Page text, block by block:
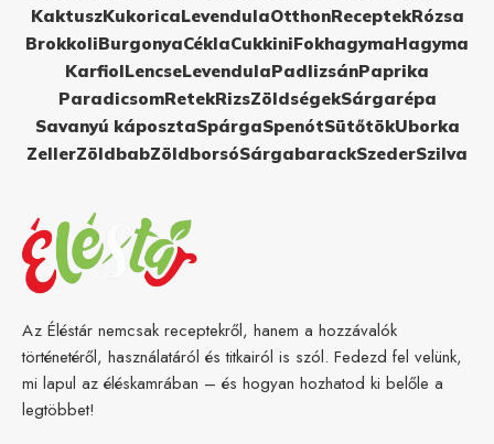
KaktuszKukoricaLevendulaOtthonReceptekRózsa
BrokkoliBurgonyaCéklaCukkiniFokhagymaHagyma
KarfiolLencseLevendulaPadlizsánPaprika
ParadicsomRetekRizsZöldségekSárgarépa
Savanyú káposztaSpárgaSpenótSütőtökUborka
ZellerZöldbabZöldborsóSárgabarackSzederSzilva
Az Éléstár nemcsak receptekről, hanem a hozzávalók
történetéről, használatáról és titkairól is szól. Fedezd fel velünk,
mi lapul az éléskamrában – és hogyan hozhatod ki belőle a
legtöbbet!